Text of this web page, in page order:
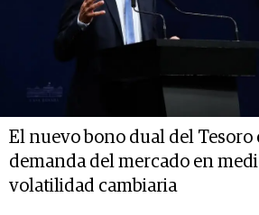
El nuevo bono dual del Tesoro
demanda del mercado en
volatilidad cambiaria